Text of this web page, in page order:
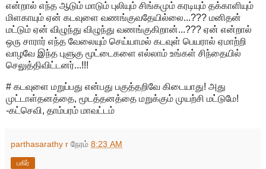
என்றால் எந்த ஆடும் மாடும் புலியும் சிங்கமும் கரடியும் தக்காளியும்
மிளகாயும் ஏன் கடவுளை வணங்குவதேயில்லை...??? மனிதன்
மட்டும் ஏன் விழுந்து விழுந்து வணங்குகிறான்...??? ஏன் என்றால்
ஒரு சாரார் எந்த வேலையும் செய்யாமல் கடவுள் பெயரால் ஏமாற்றி
வாழவே இந்த புளுகு மூட்டைகளை எல்லாம் உங்கள் சிந்தையில்
செலுத்திவிட்டனர்...!!!
# கடவுளை மறுப்பது என்பது பகுத்தறிவே கிடையாது! அது
முட்டாள்தனத்தை, மூடத்தனத்தை மறுக்கும் முயற்சி மட்டுமே!
-கட்செவி, தாம்பரம் மாவட்டம்
parthasarathy r நேரம் 8:23 AM
பகிர்